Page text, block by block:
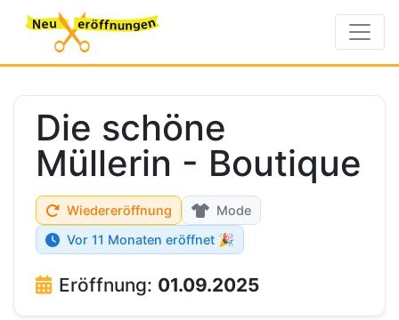
Die schöne
Müllerin - Boutique
Wiedereröffnung
Mode
Vor 11 Monaten eröffnet 🎉
Eröffnung: 01.09.2025